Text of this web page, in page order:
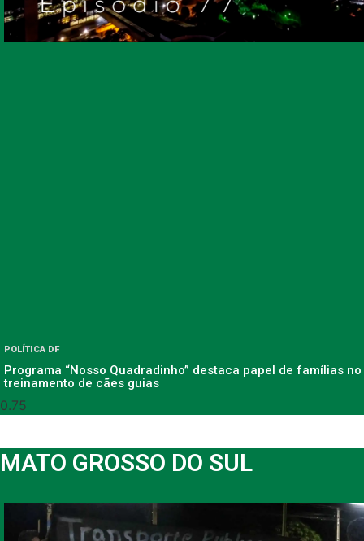
POLÍTICA DF
Programa “Nosso Quadradinho” destaca papel de famílias no
treinamento de cães guias
MATO GROSSO DO SUL